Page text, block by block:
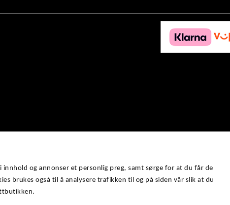
og annonser et personlig preg, samt sørge for at du får de
brukes også til å analysere trafikken til og på siden vår slik at du
XLmann AS | Org.nr. 818 868 022